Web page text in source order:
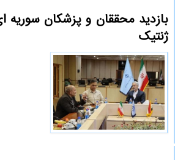
بازدید محققان و پزشکان سوریه
ژنتیک